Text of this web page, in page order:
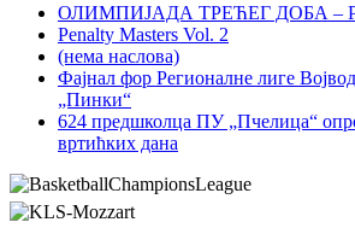
ОЛИМПИЈАДА ТРЕЋЕГ ДОБА –
Penalty Masters Vol. 2
(нема наслова)
Фајнал фор Регионалне лиге
„Пинки“
624 предшколца ПУ „Пчелица“
вртићких дана